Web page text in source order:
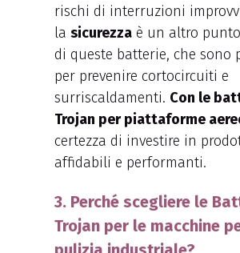
rischi di interruzioni
la sicurezza è un altro
di queste batterie, che sono
per prevenire cortocircuiti e
surriscaldamenti. Con le
Trojan per piattaforme
certezza di investire in
affidabili e performanti.
3. Perché scegliere le
Trojan per le macchine